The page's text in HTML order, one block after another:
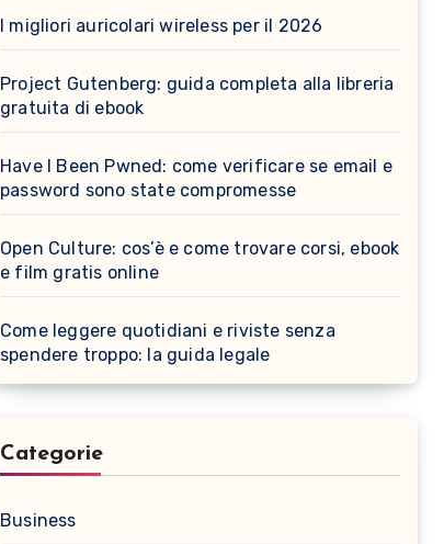
I migliori auricolari wireless per il 2026
Project Gutenberg: guida completa alla libreria
gratuita di ebook
Have I Been Pwned: come verificare se email e
password sono state compromesse
Open Culture: cos’è e come trovare corsi, ebook
e film gratis online
Come leggere quotidiani e riviste senza
spendere troppo: la guida legale
Categorie
Business